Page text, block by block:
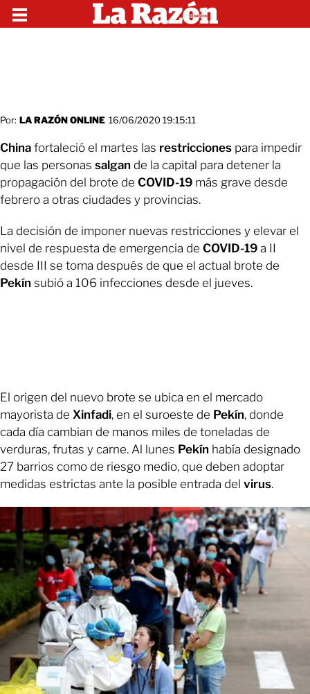
Por: LA RAZÓN ONLINE 16/06/2020 19:15:11
China fortaleció el martes las restricciones para impedir
que las personas salgan de la capital para detener la
propagación del brote de COVID-19 más grave desde
febrero a otras ciudades y provincias.
La decisión de imponer nuevas restricciones y elevar el
nivel de respuesta de emergencia de COVID-19 a II
desde III se toma después de que el actual brote de
Pekín subió a 106 infecciones desde el jueves.
El origen del nuevo brote se ubica en el mercado
mayorista de Xinfadi, en el suroeste de Pekín, donde
cada día cambian de manos miles de toneladas de
verduras, frutas y carne. Al lunes Pekín había designado
27 barrios como de riesgo medio, que deben adoptar
medidas estrictas ante la posible entrada del virus.